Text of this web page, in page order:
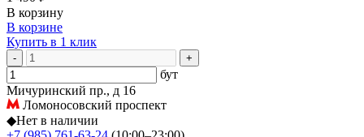
В корзину
В корзине
Купить в 1 клик
- +
бут
Мичуринский пр., д 16
Ломоносовский проспект
◆Нет в наличии